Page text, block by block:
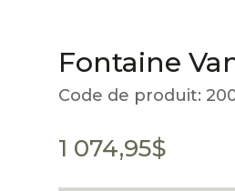
Fontaine
Code de produit:
1 074,95$